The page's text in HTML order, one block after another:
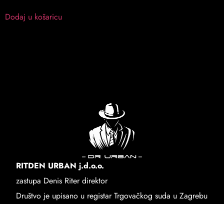
Dodaj u košaricu
RITDEN URBAN j.d.o.o.
zastupa Denis Riter direktor
Društvo je upisano u registar Trgovačkog suda u Zagrebu